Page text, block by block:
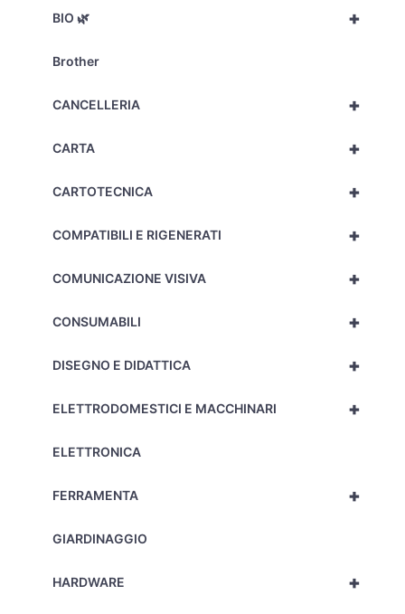
+
BIO 🌿
Brother
+
CANCELLERIA
+
CARTA
+
CARTOTECNICA
+
COMPATIBILI E RIGENERATI
+
COMUNICAZIONE VISIVA
+
CONSUMABILI
+
DISEGNO E DIDATTICA
+
ELETTRODOMESTICI E MACCHINARI
ELETTRONICA
+
FERRAMENTA
GIARDINAGGIO
+
HARDWARE